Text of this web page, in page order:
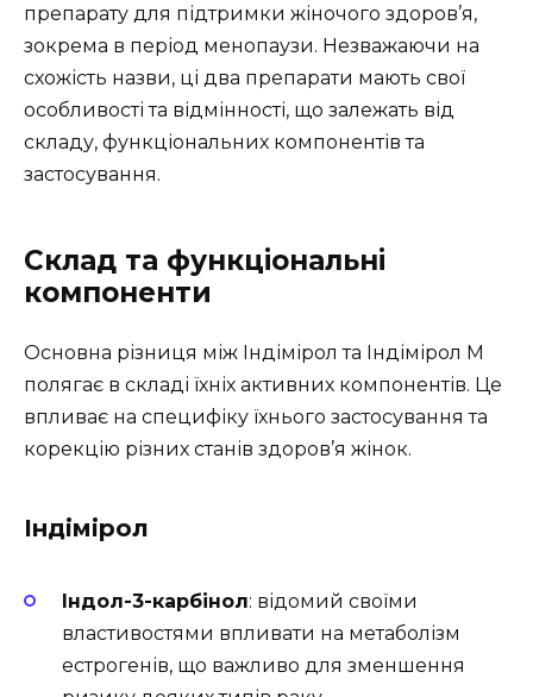
препарату для підтримки жіночого здоров’я,
зокрема в період менопаузи. Незважаючи на
схожість назви, ці два препарати мають свої
особливості та відмінності, що залежать від
складу, функціональних компонентів та
застосування.
Склад та функціональні
компоненти
Основна різниця між Індімірол та Індімірол М
полягає в складі їхніх активних компонентів. Це
впливає на специфіку їхнього застосування та
корекцію різних станів здоров’я жінок.
Індімірол
Індол-3-карбінол: відомий своїми
властивостями впливати на метаболізм
естрогенів, що важливо для зменшення